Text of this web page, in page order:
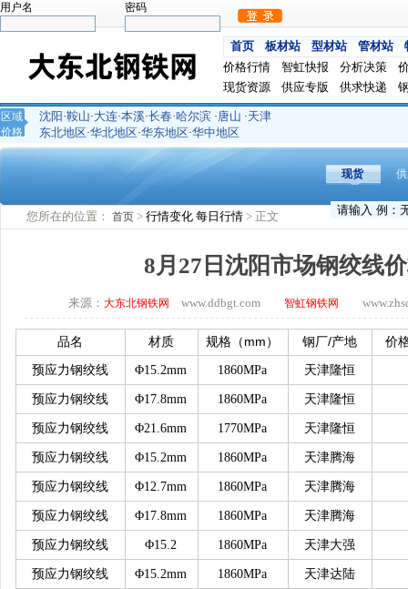
用户名 密码
首页 板材站 型材站 管材站
价格行情
智虹快报 分析决策
现货资源
供应专版 供求快递
区域
价格
沈阳 ·鞍山·大连·本溪·长春·哈尔滨 ·唐山 ·天津
东北地区·华北地区·华东地区·华中地区
现货
您所在的位置： 首页 > 行情变化 每日行情 > 正文
8月27日沈阳市场钢绞线
来源：大东北钢铁网 www.ddbgt.com智虹钢铁网
品名 材质 规格（ mm ） 钢厂/产地 价
预应力钢绞线 Φ15.2mm 1860MPa 天津隆恒
预应力钢绞线 Φ17.8mm 1860MPa 天津隆恒
预应力钢绞线 Φ21.6mm 1770MPa 天津隆恒
预应力钢绞线 Φ15.2mm 1860MPa 天津腾海
预应力钢绞线 Φ12.7mm 1860MPa 天津腾海
预应力钢绞线 Φ17.8mm 1860MPa 天津腾海
预应力钢绞线 Φ15.2 1860MPa 天津大强
预应力钢绞线 Φ15.2mm 1860MPa 天津达陆